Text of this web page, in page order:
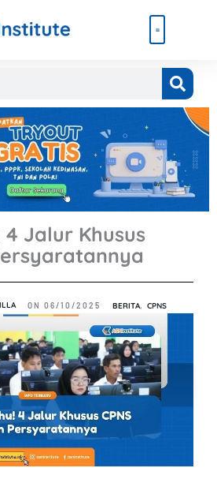
Jalur Khusus
ON 06/10/2025 BERITA, CPNS